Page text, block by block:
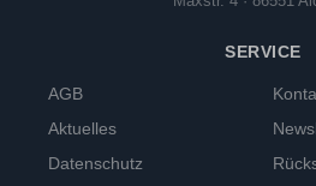
SERVICE
AGB
Aktuelles
Datenschutz